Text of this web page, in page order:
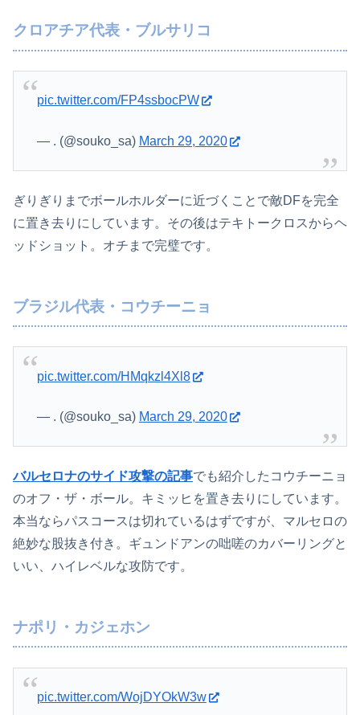
クロアチア代表・ブルサリコ
pic.twitter.com/FP4ssbocPW
— . (@souko_sa) March 29, 2020
ぎりぎりまでボールホルダーに近づくことで敵DFを完全
に置き去りにしています。その後はテキトークロスからヘ
ッドショット。オチまで完璧です。
ブラジル代表・コウチーニョ
pic.twitter.com/HMqkzl4Xl8
— . (@souko_sa) March 29, 2020
バルセロナのサイド攻撃の記事でも紹介したコウチーニョ
のオフ・ザ・ボール。キミッヒを置き去りにしています。
本当ならパスコースは切れているはずですが、マルセロの
絶妙な股抜き付き。ギュンドアンの咄嗟のカバーリングと
いい、ハイレベルな攻防です。
ナポリ・カジェホン
pic.twitter.com/WojDYOkW3w